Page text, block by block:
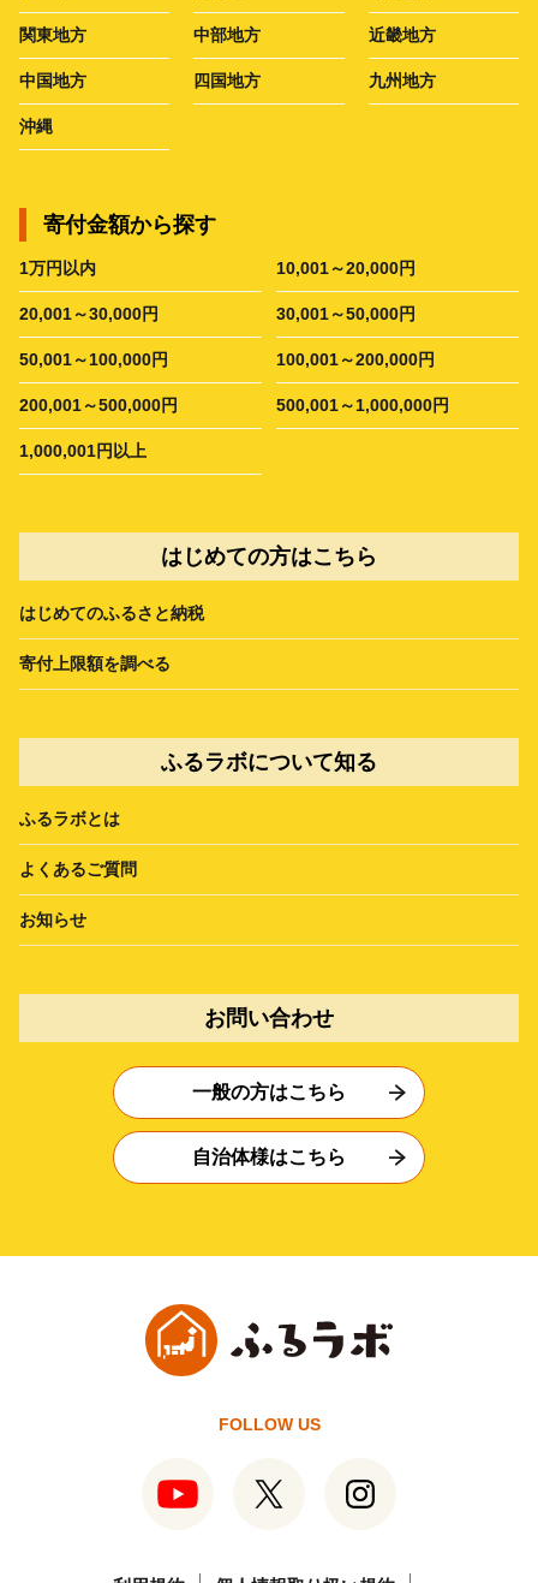
関東地方 中部地方 近畿地方
中国地方 四国地方 九州地方
沖縄
寄付金額から探す
1万円以内 10,001～20,000円
20,001～30,000円 30,001～50,000円
50,001～100,000円 100,001～200,000円
200,001～500,000円 500,001～1,000,000円
1,000,001円以上
はじめての方はこちら
はじめてのふるさと納税
寄付上限額を調べる
ふるラボについて知る
ふるラボとは
よくあるご質問
お知らせ
お問い合わせ
一般の方はこちら
自治体様はこちら
FOLLOW US